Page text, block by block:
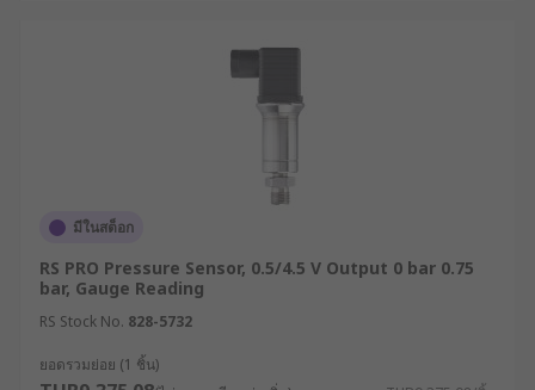
มีในสต็อก
RS PRO Pressure Sensor, 0.5/4.5 V Output 0 bar 0.75
bar, Gauge Reading
RS Stock No. 828-5732
ยอดรวมย่อย (1 ชิ้น)